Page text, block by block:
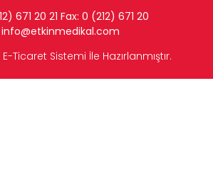
671 20 21 Fax: 0 (212) 671 20
info@etkinmedikal.com
E-Ticaret Sistemi İle Hazırlanmıştır.